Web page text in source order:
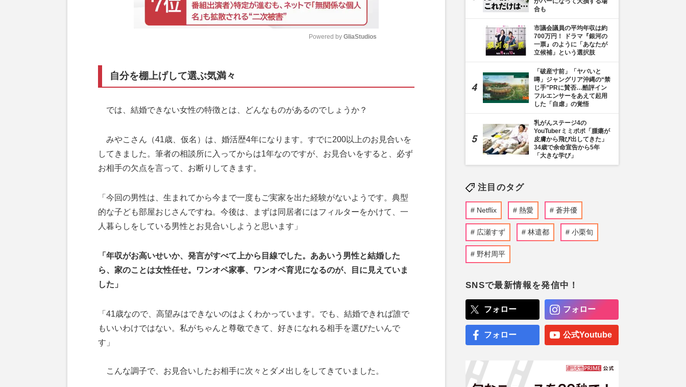
e
Powered by GliaStudios
自分を棚上げして選ぶ気満々
では、結婚できない女性の特徴とは、どんなものがあるのでしょうか？
みやこさん（41歳、仮名）は、婚活歴4年になります。すでに200以上のお見合いを
してきました。筆者の相談所に入ってからは1年なのですが、お見合いをすると、必ず
お相手の欠点を言って、お断りしてきます。
「今回の男性は、生まれてから今まで一度もご実家を出た経験がないようです。典型
的な子ども部屋おじさんですね。今後は、まずは同居者にはフィルターをかけて、一
人暮らしをしている男性とお見合いしようと思います」
「年収がお高いせいか、発言がすべて上から目線でした。ああいう男性と結婚した
ら、家のことは女性任せ。ワンオペ家事、ワンオペ育児になるのが、目に見えていま
した」
「41歳なので、高望みはできないのはよくわかっています。でも、結婚できれば誰で
もいいわけではない。私がちゃんと尊敬できて、好きになれる相手を選びたいんで
す」
こんな調子で、お見合いしたお相手に次々とダメ出しをしてきていました。
合も
市議会議員の平均年収は約
700万円！ ドラマ『銀河の
一票』のように「あなたが
立候補」という選択肢
「破産寸前」「ヤバいと
噂」ジャングリア沖縄の“禁
じ手”PRに賛否…酷評イン
フルエンサーをあえて起用
した「自虐」の覚悟
乳がんステージ4の
YouTuberミミポポ「腫瘍が
皮膚から飛び出してきた」
34歳で余命宣告から5年
「大きな学び」
注目のタグ
Netflix 熱愛 蒼井優
広瀬すず 林遣都 小栗旬
野村周平
SNSで最新情報を発信中！
フォロー フォロー
フォロー 公式Youtube